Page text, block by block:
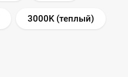
3000K (теплый)